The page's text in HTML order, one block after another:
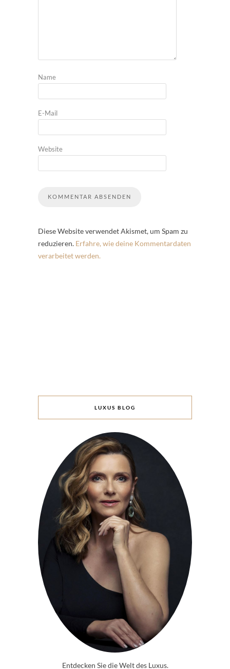
Name
E-Mail
Website
Diese Website verwendet Akismet, um Spam zu
reduzieren. Erfahre, wie deine Kommentardaten
verarbeitet werden.
LUXUS BLOG
Entdecken Sie die Welt des Luxus.